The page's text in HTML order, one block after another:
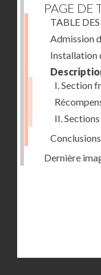
PAGE DE
TABLE
Admission
Installation
I. Section
II.
Conclusions
Dernière